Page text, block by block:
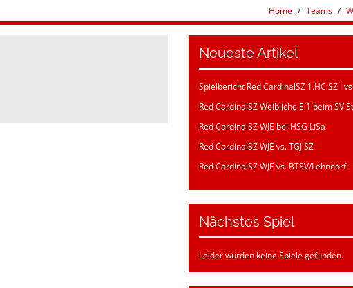
Home Teams
Neueste Artikel
Spielbericht Red CardinalSZ 1.HC SZ I
Red CardinalSZ Weibliche E 1 beim SV
Red CardinalSZ WJE bei HSG LiSa
Red CardinalSZ WJE vs. TGJ SZ
Red CardinalSZ WJE vs. BTSV/Lehndorf
Nächstes Spiel
Leider wurden keine Spiele gefunden.